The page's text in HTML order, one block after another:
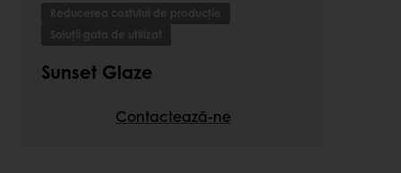
Reducerea costului de producție
Soluții gata de utilizat
Sunset Glaze
Contactează-ne